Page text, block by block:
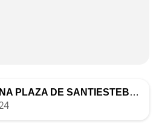
PLAZA DE SANTIESTEBAN